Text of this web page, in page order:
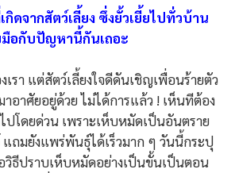
ดจากสัตว์เลี้ยง ซึ่งยั้วเยี้ยไปทั่วบ้าน
อกับปัญหานี้กันเถอะ
า แต่สัตว์เลี้ยงใจดีดันเชิญเพื่อนร้ายตัว
าอาศัยอยู่ด้วย ไม่ได้การแล้ว ! เห็นทีต้อง
โดยด่วน เพราะเห็บหมัดเป็นอันตราย
ถมยังแพร่พันธุ์ได้เร็วมาก ๆ วันนี้กระปุ
ธีปราบเห็บหมัดอย่างเป็นขั้นเป็นตอน